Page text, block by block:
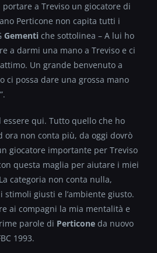
portare a Treviso un giocatore di
Perticone non capita tutti i
Gementi che sottolinea – A lui ho
a darmi una mano a Treviso e ci
Un grande benvenuto a
ci possa dare una grossa mano
qui. Tutto quello che ho
ora non conta più, da oggi dovrò
giocatore importante per Treviso
questa maglia per aiutare i miei
categoria non conta nulla,
stimoli giusti e l’ambiente giusto.
ai compagni la mia mentalità e
parole di Perticone da nuovo
1993.